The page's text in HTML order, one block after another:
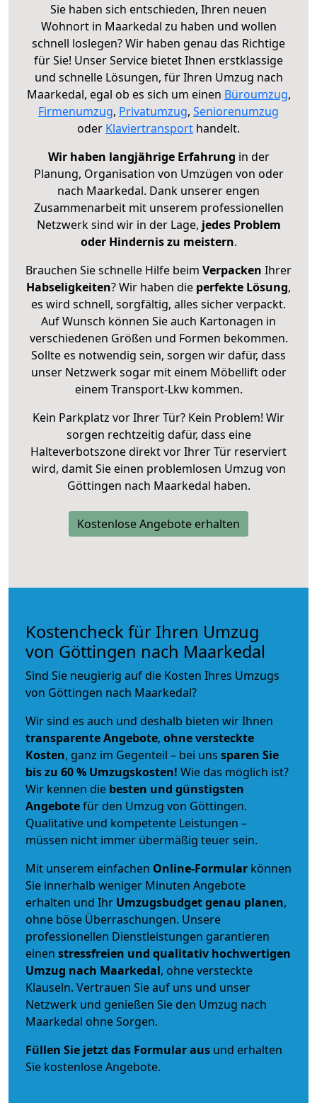
Sie haben sich entschieden, Ihren neuen
Wohnort in Maarkedal zu haben und wollen
schnell loslegen? Wir haben genau das Richtige
für Sie! Unser Service bietet Ihnen erstklassige
und schnelle Lösungen, für Ihren Umzug nach
Maarkedal, egal ob es sich um einen Büroumzug,
Firmenumzug, Privatumzug, Seniorenumzug
oder Klaviertransport handelt.
Wir haben langjährige Erfahrung in der
Planung, Organisation von Umzügen von oder
nach Maarkedal. Dank unserer engen
Zusammenarbeit mit unserem professionellen
Netzwerk sind wir in der Lage, jedes Problem
oder Hindernis zu meistern.
Brauchen Sie schnelle Hilfe beim Verpacken Ihrer
Habseligkeiten? Wir haben die perfekte Lösung,
es wird schnell, sorgfältig, alles sicher verpackt.
Auf Wunsch können Sie auch Kartonagen in
verschiedenen Größen und Formen bekommen.
Sollte es notwendig sein, sorgen wir dafür, dass
unser Netzwerk sogar mit einem Möbellift oder
einem Transport-Lkw kommen.
Kein Parkplatz vor Ihrer Tür? Kein Problem! Wir
sorgen rechtzeitig dafür, dass eine
Halteverbotszone direkt vor Ihrer Tür reserviert
wird, damit Sie einen problemlosen Umzug von
Göttingen nach Maarkedal haben.
Kostenlose Angebote erhalten
Kostencheck für Ihren Umzug
von Göttingen nach Maarkedal
Sind Sie neugierig auf die Kosten Ihres Umzugs
von Göttingen nach Maarkedal?
Wir sind es auch und deshalb bieten wir Ihnen
transparente Angebote, ohne versteckte
Kosten, ganz im Gegenteil – bei uns sparen Sie
bis zu 60 % Umzugskosten! Wie das möglich ist?
Wir kennen die besten und günstigsten
Angebotefür den Umzug von Göttingen.
Qualitative und kompetente Leistungen –
müssen nicht immer übermäßig teuer sein.
Mit unserem einfachen Online-Formular können
Sie innerhalb weniger Minuten Angebote
erhalten und Ihr Umzugsbudgetgenau planen,
ohne böse Überraschungen. Unsere
professionellen Dienstleistungen garantieren
einen stressfreien und qualitativ hochwertigen
Umzug nach Maarkedal, ohne versteckte
Klauseln. Vertrauen Sie auf uns und unser
Netzwerk und genießen Sie den Umzug nach
Maarkedal ohne Sorgen.
Füllen Sie jetzt das Formular aus und erhalten
Sie kostenlose Angebote.